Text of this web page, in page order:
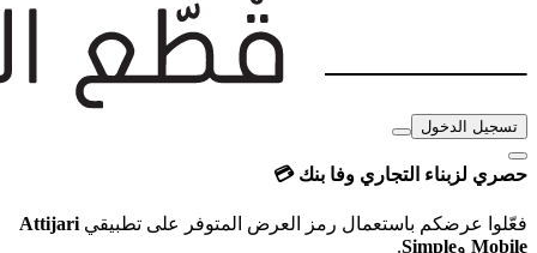
تسجيل الدخول
حصري لزبناء التجاري وفا بنك 💳
فعّلوا عرضكم باستعمال رمز العرض المتوفر على تطبيقي Attijari
Mobile وSimple
.